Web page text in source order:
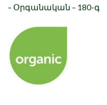
– Օրգանական – 180-գ